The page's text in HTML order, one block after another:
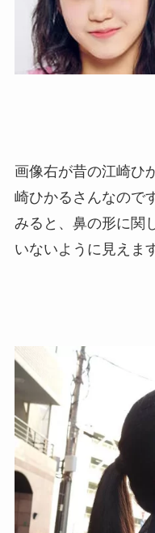
画像右が昔の江崎ひ
崎ひかるさんなので
みると、鼻の形に関
いないように見えま